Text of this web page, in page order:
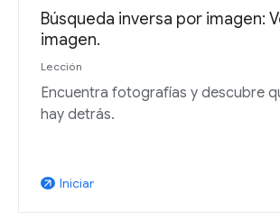
Búsqueda inversa por imagen:
imagen.
Lección
Encuentra fotografías y descubre
hay detrás.
arrow_outward Iniciar